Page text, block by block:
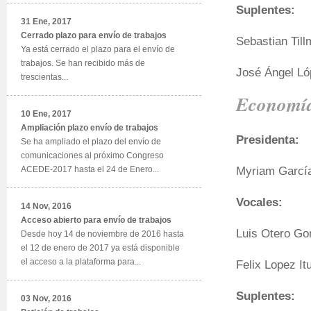
31 Ene, 2017
Cerrado plazo para envío de trabajos
Ya está cerrado el plazo para el envío de
trabajos. Se han recibido más de
trescientas...
10 Ene, 2017
Ampliación plazo envío de trabajos
Se ha ampliado el plazo del envío de
comunicaciones al próximo Congreso
ACEDE-2017 hasta el 24 de Enero...
14 Nov, 2016
Acceso abierto para envío de trabajos
Desde hoy 14 de noviembre de 2016 hasta
el 12 de enero de 2017 ya está disponible
el acceso a la plataforma para...
03 Nov, 2016
Suplentes:
Sebastian
José Ángel
Presidenta:
Myriam
Vocales:
Luis Otero
Felix Lopez
Suplentes: